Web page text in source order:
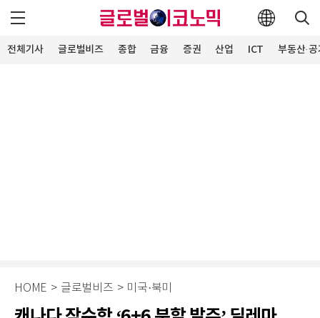
전체기사 글로벌비즈 종합 금융 증권 산업 ICT 부동산·
HOME > 글로벌비즈 > 미국·북미